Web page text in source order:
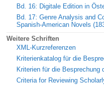
Bd. 16: Digitale Edition in
Bd. 17: Genre Analysis and
Spanish-American Novels
Weitere Schriften
XML-Kurzreferenzen
Kriterienkatalog für die
Kriterien für die Besprechung
Criteria for Reviewing